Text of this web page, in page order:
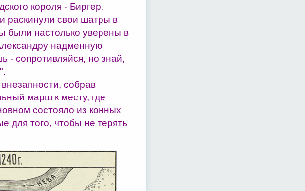
короля - Биргер.
раскинули свои шатры в
были настолько уверены в
надменную
- сопротивляйся, но знай,
собрав
марш к месту, где
состояло из конных
для того, чтобы не терять